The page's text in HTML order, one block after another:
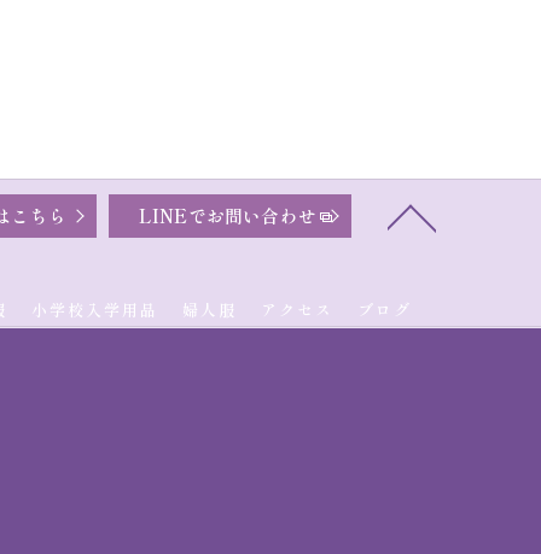
こちら LINEでお問い合わせ
小学校入学用品 婦人服 アクセス ブログ